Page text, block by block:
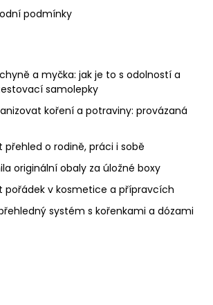
podmínky
a myčka: jak je to s odolností a
samolepky
koření a potraviny: provázaná
přehled o rodině, práci i sobě
originální obaly za úložné boxy
pořádek v kosmetice a přípravcích
systém s kořenkami a dózami